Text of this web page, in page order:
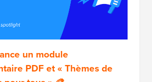
un module
PDF et « Thèmes de